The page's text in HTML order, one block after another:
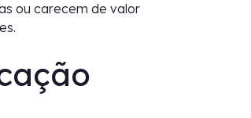
ou carecem de valor